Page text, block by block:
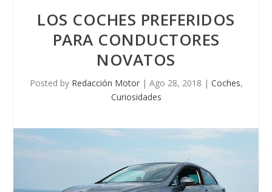
LOS COCHES PREFERIDOS
PARA CONDUCTORES
NOVATOS
Posted by Redacción Motor| Ago 28, 2018 | Coches,
Curiosidades